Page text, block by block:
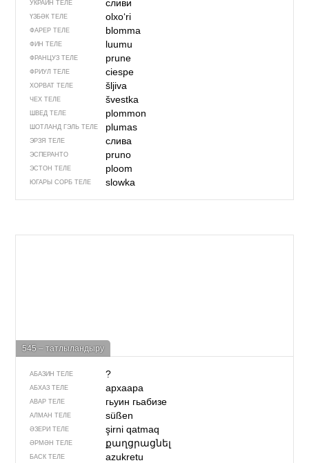
УКРАИН ТЕЛЕ сливи
ҮЗБӘК ТЕЛЕ olxoʻri
ФАРЕР ТЕЛЕ blomma
ФИН ТЕЛЕ luumu
ФРАНЦУЗ ТЕЛЕ prune
ФРИУЛ ТЕЛЕ ciespe
ХОРВАТ ТЕЛЕ šljiva
ЧЕХ ТЕЛЕ švestka
ШВЕД ТЕЛЕ plommon
ШОТЛАНД ГЭЛЬ ТЕЛЕ plumas
ЭРЗЯ ТЕЛЕ слива
ЭСПЕРАНТО pruno
ЭСТОН ТЕЛЕ ploom
ЮГАРЫ СОРБ ТЕЛЕ slowka
545 – татлыландыру
АБАЗИН ТЕЛЕ ?
АБХАЗ ТЕЛЕ архаара
АВАР ТЕЛЕ гьуин гьабизе
АЛМАН ТЕЛЕ süßen
ӘЗЕРИ ТЕЛЕ şirni qatmaq
ӘРМӘН ТЕЛЕ քաղցրացնել
БАСК ТЕЛЕ azukretu